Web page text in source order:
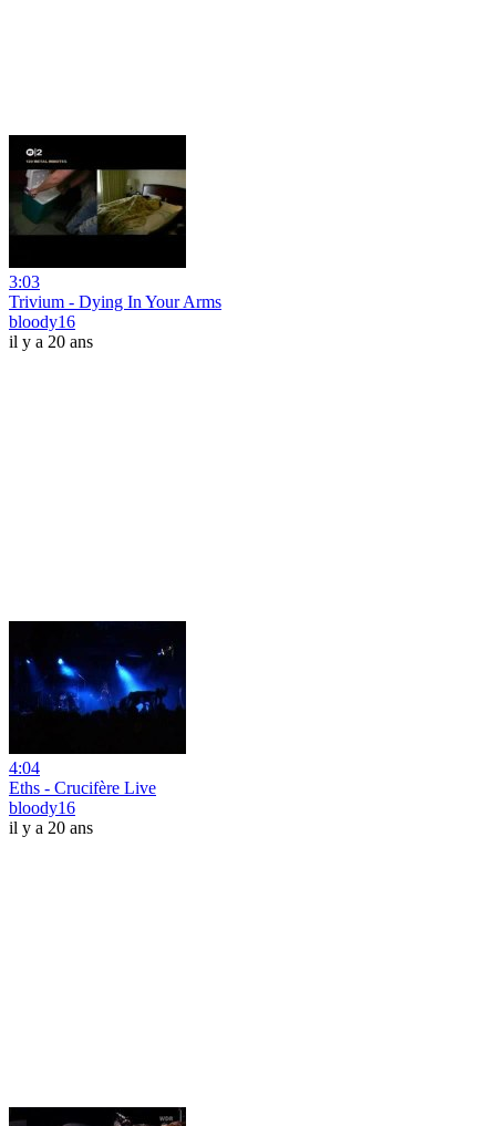
3:03
Trivium - Dying In Your Arms
bloody16
il y a 20 ans
4:04
Eths - Crucifère Live
bloody16
il y a 20 ans